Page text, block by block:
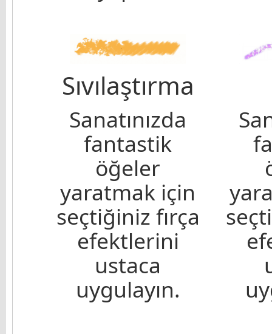
Sıvılaştırma
Sanatınızda
fantastik
öğeler
yaratmak için
seçtiğiniz fırça
efektlerini
ustaca
uygulayın.